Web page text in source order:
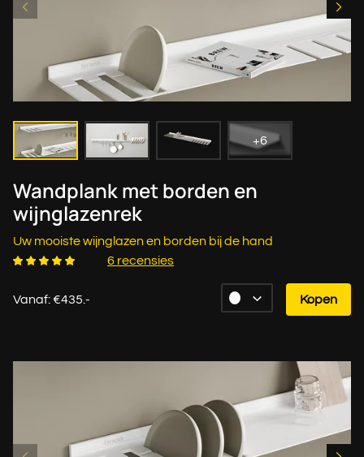
+6
Wandplank met borden en
wijnglazenrek
Uw mooiste wijnglazen en borden bij de hand
6 recensies
Vanaf: €435.- Kopen